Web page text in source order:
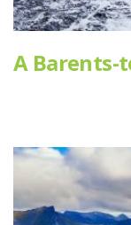
A Barents-